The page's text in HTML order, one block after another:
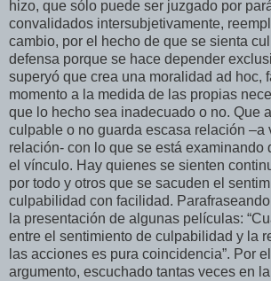
hizo, que sólo puede ser juzgado por
convalidados intersubjetivamente,
cambio, por el hecho de que se sienta
defensa porque se hace depender
superyó que crea una moralidad ad hoc,
momento a la medida de las propias
que lo hecho sea inadecuado o no. Que
culpable o no guarda escasa relación –a
relación- con lo que se está examinando
el vínculo. Hay quienes se sienten
por todo y otros que se sacuden el
culpabilidad con facilidad.
la presentación de algunas películas:
entre el sentimiento de culpabilidad y la
las acciones es pura coincidencia”. Por
argumento, escuchado tantas veces en